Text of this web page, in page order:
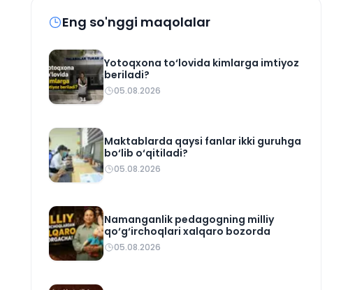
Eng so'nggi maqolalar
Yotoqxona to‘lovida kimlarga imtiyoz
beriladi?
05.08.2026
Maktablarda qaysi fanlar ikki guruhga
bo‘lib o‘qitiladi?
05.08.2026
Namanganlik pedagogning milliy
qo‘g‘irchoqlari xalqaro bozorda
05.08.2026